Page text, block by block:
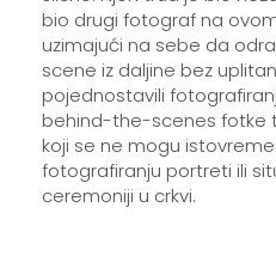
bio drugi fotograf na
uzimajući na sebe da
scene iz daljine bez
pojednostavili
behind-the-scenes fotke
koji se ne mogu
fotografiranju portreti ili
ceremoniji u crkvi.